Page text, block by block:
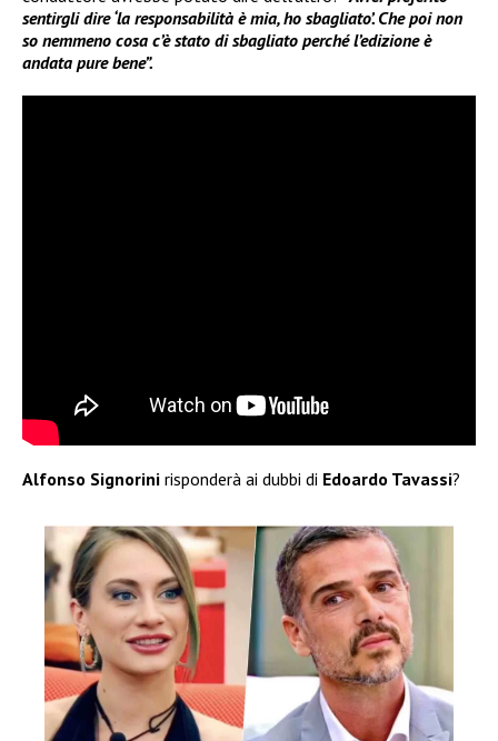
sentirgli dire ‘la responsabilità è mia, ho sbagliato’. Che poi non
so nemmeno cosa c’è stato di sbagliato perché l’edizione è
andata pure bene”.
Alfonso Signorini risponderà ai dubbi di Edoardo Tavassi?